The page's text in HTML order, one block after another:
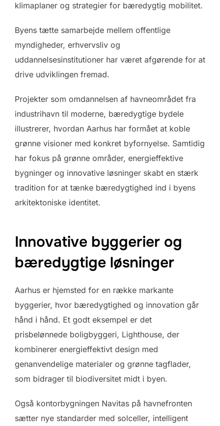
klimaplaner og strategier for bæredygtig mobilitet.
Byens tætte samarbejde mellem offentlige
myndigheder, erhvervsliv og
uddannelsesinstitutioner har været afgørende for at
drive udviklingen fremad.
Projekter som omdannelsen af havneområdet fra
industrihavn til moderne, bæredygtige bydele
illustrerer, hvordan Aarhus har formået at koble
grønne visioner med konkret byfornyelse. Samtidig
har fokus på grønne områder, energieffektive
bygninger og innovative løsninger skabt en stærk
tradition for at tænke bæredygtighed ind i byens
arkitektoniske identitet.
Innovative byggerier og
bæredygtige løsninger
Aarhus er hjemsted for en række markante
byggerier, hvor bæredygtighed og innovation går
hånd i hånd. Et godt eksempel er det
prisbelønnede boligbyggeri, Lighthouse, der
kombinerer energieffektivt design med
genanvendelige materialer og grønne tagflader,
som bidrager til biodiversitet midt i byen.
Også kontorbygningen Navitas på havnefronten
sætter nye standarder med solceller, intelligent